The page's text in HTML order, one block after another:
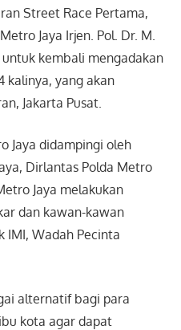
Street Race Pertama,
Jaya Irjen. Pol. Dr. M.
kembali mengadakan
kalinya, yang akan
Jakarta Pusat.
Jaya didampingi oleh
Dirlantas Polda Metro
Jaya melakukan
dan kawan-kawan
IMI, Wadah Pecinta
alternatif bagi para
kota agar dapat